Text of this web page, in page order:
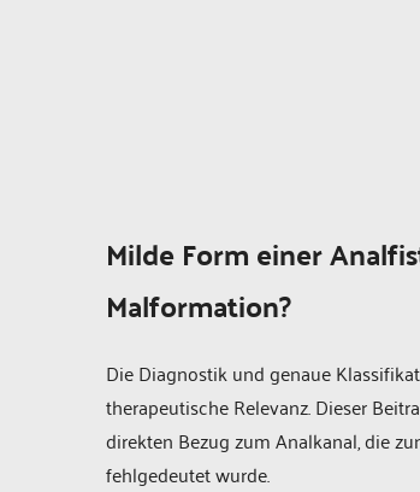
Milde Form einer
Malformation?
Die Diagnostik und genaue
therapeutische Relevanz. Dieser
direkten Bezug zum Analkanal, die
fehlgedeutet wurde.